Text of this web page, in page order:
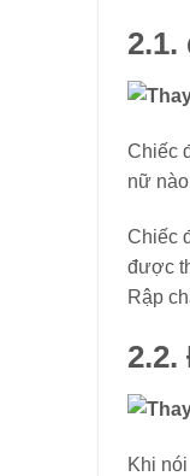
2.1.
Chiếc
nữ
Chiếc
được
Rập
2.2.
Khi